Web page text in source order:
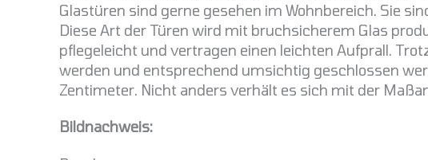
Glastüren sind gerne gesehen im Wohnbereich. Sie
Diese Art der Türen wird mit bruchsicherem Glas
pflegeleicht und vertragen einen leichten Aufprall.
werden und entsprechend umsichtig geschlossen
Zentimeter. Nicht anders verhält es sich mit der
Bildnachweis: